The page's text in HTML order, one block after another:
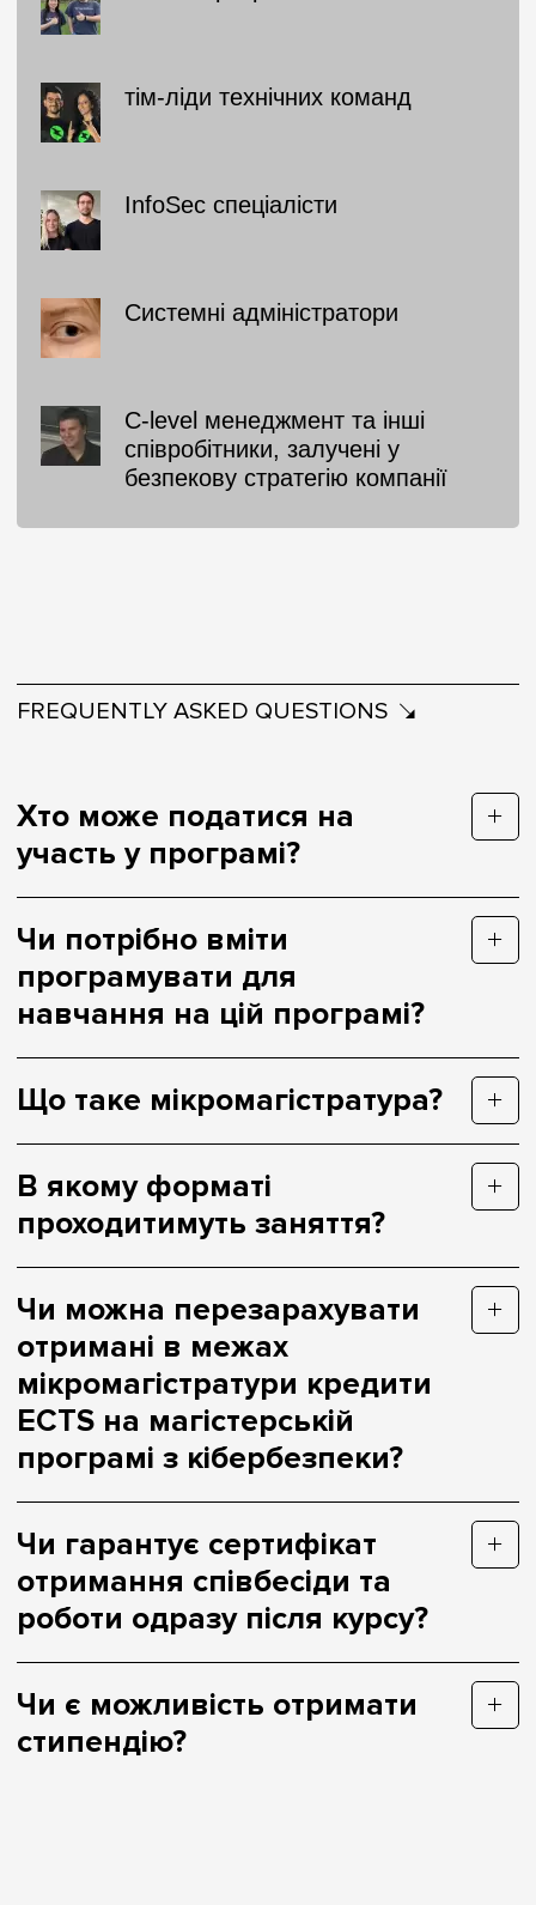
тім-ліди технічних команд
InfoSec спеціалісти
Системні адміністратори
C-level менеджмент та інші
співробітники, залучені у
безпекову стратегію компанії
FREQUENTLY ASKED QUESTIONS
Хто може податися на
участь у програмі?
Чи потрібно вміти
програмувати для
навчання на цій програмі?
Що таке мікромагістратура?
В якому форматі
проходитимуть заняття?
Чи можна перезарахувати
отримані в межах
мікромагістратури кредити
ECTS на магістерській
програмі з кібербезпеки?
Чи гарантує сертифікат
отримання співбесіди та
роботи одразу після курсу?
Чи є можливість отримати
стипендію?